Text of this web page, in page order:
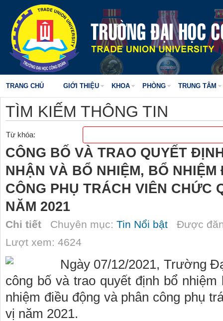
TRANG CHỦ GIỚI THIỆU KHOA PHÒNG TRUNG TÂM
TÌM KIẾM THÔNG TIN
Từ khóa:
CÔNG BỐ VÀ TRAO QUYẾT
NHẬN VÀ BỔ NHIỆM, BỔ
CÔNG PHỤ TRÁCH VIÊN CHỨC
NĂM 2021
Chi tiết Chuyên mục: Tin Nổi bật Được
Lượt xem: 4624
Ngày 07/12/2021, Trường
công bố và trao quyết định bổ
nhiệm điều động và phân công phụ
vị năm 2021.